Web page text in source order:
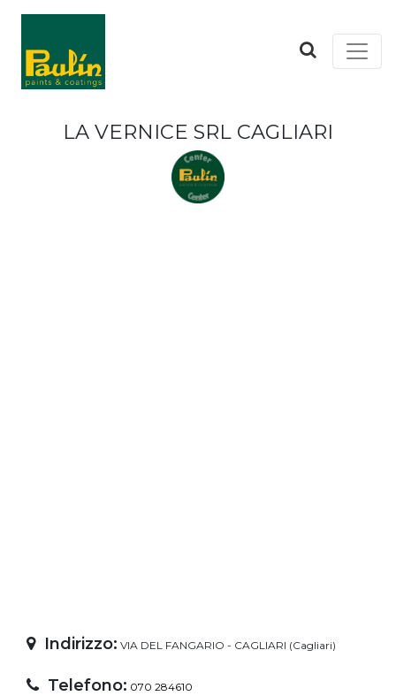
LA VERNICE SRL CAGLIARI
Indirizzo: VIA DEL FANGARIO - CAGLIARI (Cagliari)
Telefono: 070 284610